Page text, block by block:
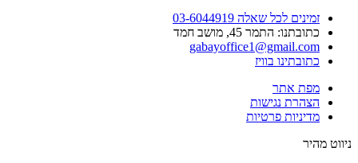
זמינים לכל שאלה 03-6044919
כתובתנו: התמר 45, מושב חמד​
gabayoffice1@gmail.com
כתובתינו בוויז
מפת אתר
הצהרת נגישות
מדיניות פרטיות
ניווט מהיר